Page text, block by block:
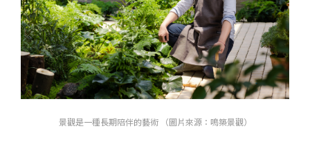
景觀是一種長期陪伴的藝術 （圖片來源：鳴築景觀）